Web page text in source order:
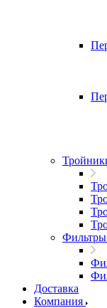
Фильтры
Доставка
Компания